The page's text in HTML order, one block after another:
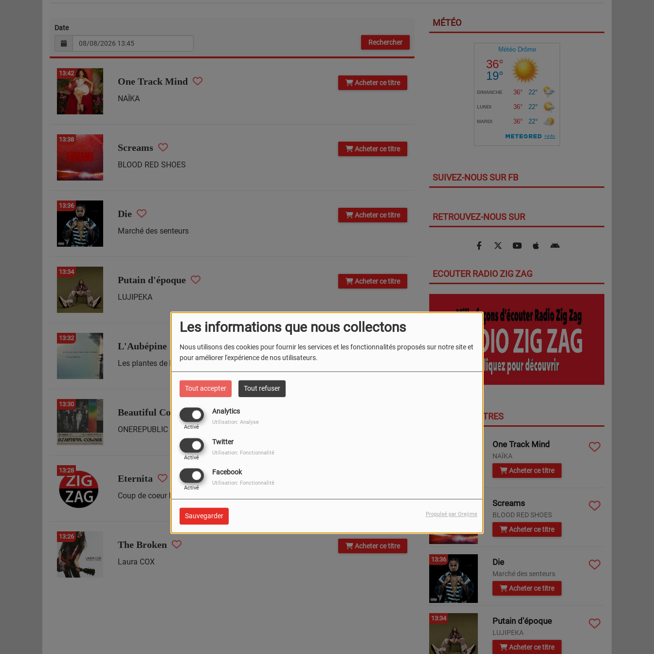
Les informations que nous collectons
Nous utilisons des cookies pour fournir les services et les fonctionnalités proposés sur notre site et
pour améliorer l'expérience de nos utilisateurs.
Tout accepter Tout refuser
Analytics
Activé
Utilisation: Analyse
Twitter
Activé
Utilisation: Fonctionnalité
Facebook
Activé
Utilisation: Fonctionnalité
Sauvegarder Propulsé par Orejime
Date
13:42
One Track Mind
NAÏKA
Acheter ce titre
13:38
Screams
BLOOD RED SHOES
Acheter ce titre
13:36
Die
Marché des senteurs
Acheter ce titre
13:34
Putain d'époque
LUJIPEKA
Acheter ce titre
13:32
L'Aubépine
Les plantes de l'été
Acheter ce titre
13:30
Beautiful Colors
ONEREPUBLIC
13:28
Eternita
Coup de coeur littéraire du jour
13:26
The Broken
Laura COX
Acheter ce titre
MÉTÉO
SUIVEZ-NOUS SUR FB
RETROUVEZ-NOUS SUR
ECOUTER RADIO ZIG ZAG
DERNIERS TITRES
One Track Mind
NAÏKA
Acheter ce titre
13:38 Screams
BLOOD RED SHOES
Acheter ce titre
13:36 Die
Marché des senteurs
Acheter ce titre
13:34 Putain d'époque
LUJIPEKA
Acheter ce titre